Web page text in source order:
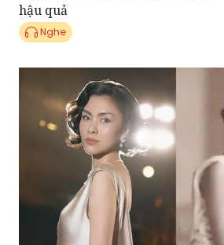
Điểm tin showbiz 04/07: Tăng